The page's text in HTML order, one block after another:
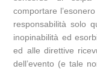
comportare
responsabilità solo
inopinabilità ed
ed alle direttive
dell’evento (e tale